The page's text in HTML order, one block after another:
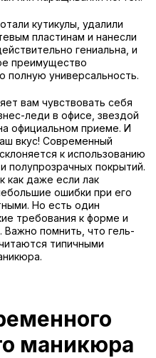
кутикулы, удалили
пластинам и нанесли
гениальна, и
преимущество
полную универсальность.
вам чувствовать себя
леди в офисе, звездой
официальном приеме. И
вкус! Современный
к использованию
полупрозрачных покрытий.
как даже если лак
ошибки при его
Но есть один
требования к форме и
Важно помнить, что гель-
типичными
маникюра